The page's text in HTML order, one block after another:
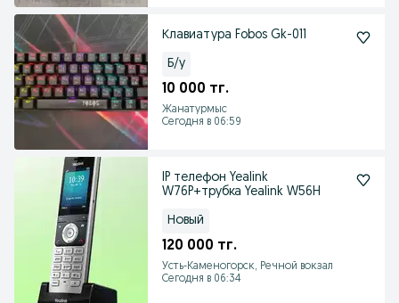
Клавиатура Fobos Gk-011
Б/у
10 000 тг.
Жанатурмыс
Сегодня в 06:59
IP телефон Yealink
W76P+трубка Yealink W56H
Новый
120 000 тг.
Усть-Каменогорск, Речной вокзал
Сегодня в 06:34